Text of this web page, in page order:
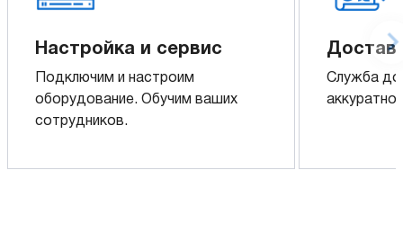
Настройка и сервис
Подключим и настроим
оборудование. Обучим ваших
сотрудников.
Служба
аккуратно